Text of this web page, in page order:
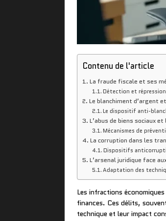
Contenu de l'article
La fraude fiscale et ses
Détection et
Le blanchiment d’argent
Le dispositif anti-
L’abus de biens sociaux
Mécanismes de
La corruption dans les
Dispositifs
L’arsenal juridique face
Adaptation des
Les infractions
finances. Ces délits,
technique et leur impact